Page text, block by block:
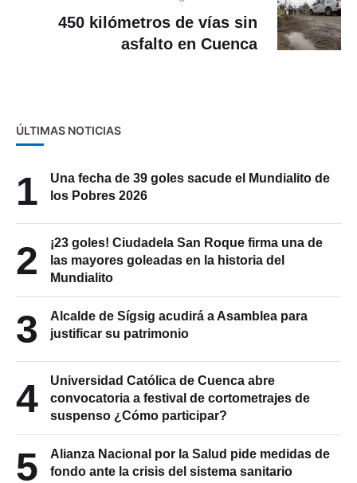
asfalto en Cuenca
1
los Pobres 2026
2
¡23 goles! Ciudadela San Roque firma una de
las mayores goleadas en la historia del
Mundialito
3
Alcalde de Sígsig acudirá a Asamblea para
justificar su patrimonio
4
Universidad Católica de Cuenca abre
convocatoria a festival de cortometrajes de
suspenso ¿Cómo participar?
5
Alianza Nacional por la Salud pide medidas de
fondo ante la crisis del sistema sanitario